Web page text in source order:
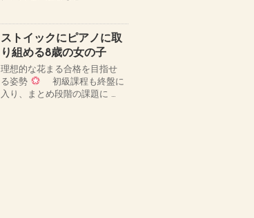
ストイックにピアノに取
り組める8歳の女の子
理想的な花まる合格を目指せ
る姿勢
初級課程も終盤に
入り、まとめ段階の課題に …